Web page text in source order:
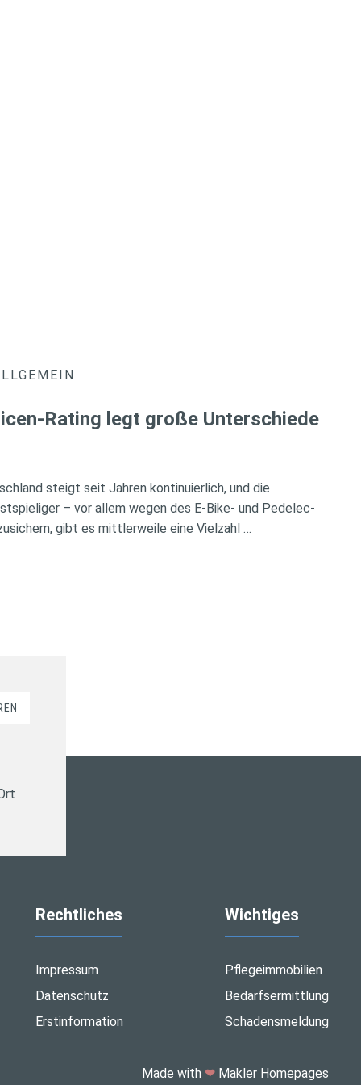
Rating legt große Unterschiede
steigt seit Jahren kontinuierlich, und die
– vor allem wegen des E-Bike- und Pedelec-
gibt es mittlerweile eine Vielzahl …
Rechtliches
Impressum
Datenschutz
Erstinformation
Wichtiges
Pflegeimmobilien
Bedarfsermittlung
Schadensmeldung
Made with ❤Makler Homepages